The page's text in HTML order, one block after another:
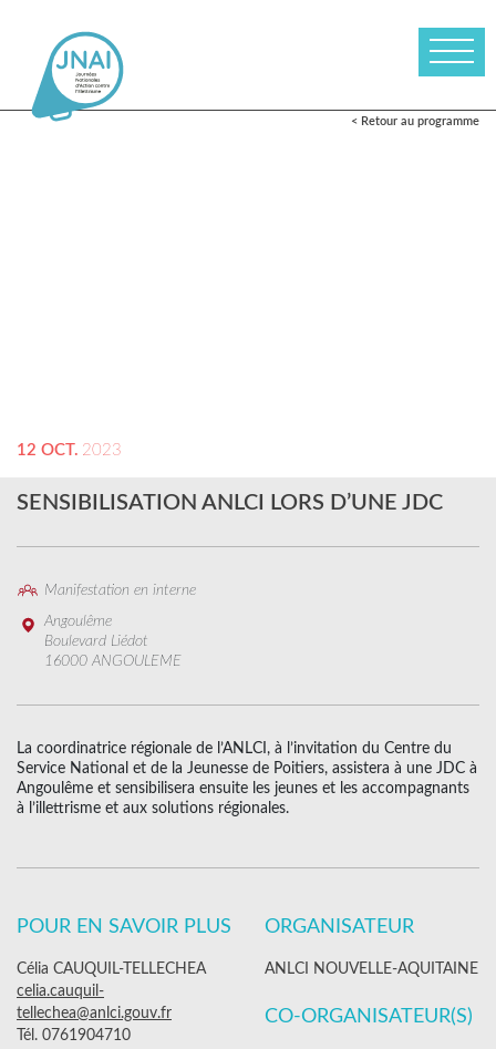
< Retour au programme
12 OCT. 2023
SENSIBILISATION ANLCI LORS D’UNE JDC
Manifestation en interne
Angoulême
Boulevard Liédot
16000 ANGOULEME
La coordinatrice régionale de l’ANLCI, à l’invitation du Centre du
Service National et de la Jeunesse de Poitiers, assistera à une JDC à
Angoulême et sensibilisera ensuite les jeunes et les accompagnants
à l’illettrisme et aux solutions régionales.
POUR EN SAVOIR PLUS
Célia CAUQUIL-TELLECHEA
celia.cauquil-
tellechea@anlci.gouv.fr
Tél. 0761904710
ORGANISATEUR
ANLCI NOUVELLE-AQUITAINE
CO-ORGANISATEUR(S)